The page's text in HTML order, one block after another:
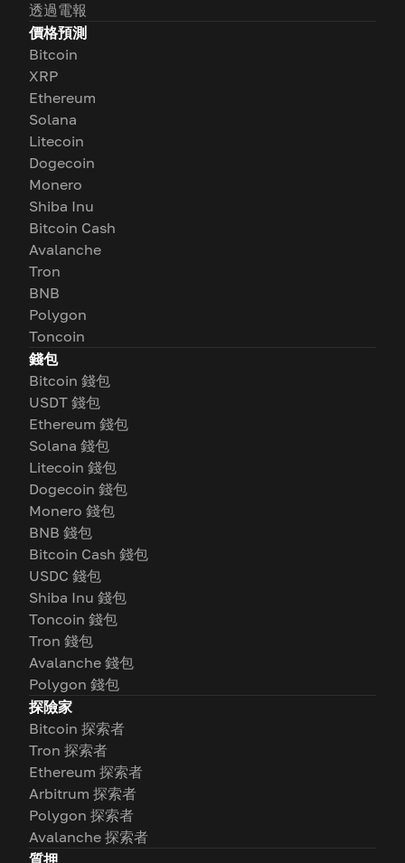
透過電報
價格預測
Bitcoin
XRP
Ethereum
Solana
Litecoin
Dogecoin
Monero
Shiba Inu
Bitcoin Cash
Avalanche
Tron
BNB
Polygon
Toncoin
錢包
Bitcoin 錢包
USDT 錢包
Ethereum 錢包
Solana 錢包
Litecoin 錢包
Dogecoin 錢包
Monero 錢包
BNB 錢包
Bitcoin Cash 錢包
USDC 錢包
Shiba Inu 錢包
Toncoin 錢包
Tron 錢包
Avalanche 錢包
Polygon 錢包
探險家
Bitcoin 探索者
Tron 探索者
Ethereum 探索者
Arbitrum 探索者
Polygon 探索者
Avalanche 探索者
質押